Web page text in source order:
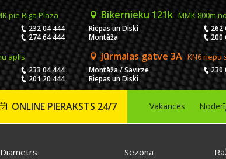
pie Riga Plaza
232 04 444
274 64 444
Biķernieku 121k MMK 800m
Riepas un Diski
262
Montāža
200
aplis
233 04 444
201 20 444
Jūrmalas gatve 3A KN6 riepu
Montāža / Savirze
230
Riepas un Diski
ONLINE PIERAKSTS 24/7 Vakances
Diametrs Sezona